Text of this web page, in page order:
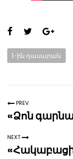
Share
page:
Categories:
1-ին դասարան
PREV
«Ձոն
NEXT